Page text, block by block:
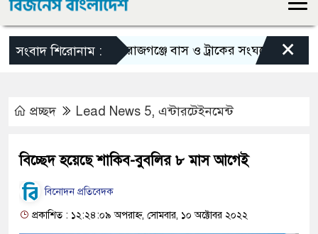
সংবাদ শিরোনাম :সিরাজগঞ্জে বাস ও ট্রাকের সংঘর্ষে নিহত ২ ×
প্রচ্ছদ Lead News 5, এন্টারটেইনমেন্ট
বিচ্ছেদ হয়েছে শাকিব-বুবলির ৮ মাস আগেই
বিনোদন প্রতিবেদক
প্রকাশিত : ১২:২৪:০৯ অপরাহ্ন, সোমবার, ১০ অক্টোবর ২০২২